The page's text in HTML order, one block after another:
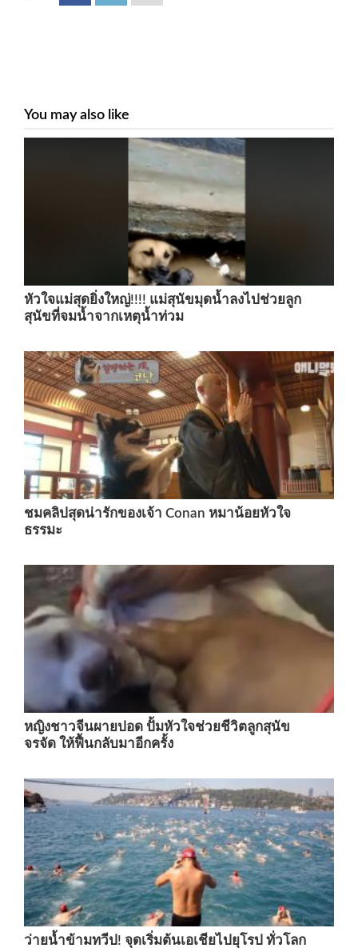
You may also like
หัวใจแม่สุดยิ่งใหญ่!!!! แม่สุนัขมุดน้ำลงไปช่วยลูก
สุนัขที่จมน้ำจากเหตุน้ำท่วม
ชมคลิปสุดน่ารักของเจ้า Conan หมาน้อยหัวใจ
ธรรมะ
หญิงชาวจีนผายปอด ปั้มหัวใจช่วยชีวิตลูกสุนัข
จรจัด ให้ฟื้นกลับมาอีกครั้ง
ว่ายน้ำข้ามทวีป! จุดเริ่มต้นเอเชียไปยุโรป ทั่วโลก